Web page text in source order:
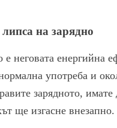
на зарядно
неговата енергийна
употреба и
зарядното,
ще изгасне внезапно.